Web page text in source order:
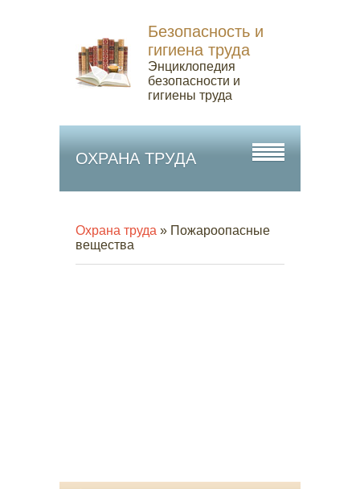
Безопасность и
гигиена труда
Энциклопедия
безопасности и
гигиены труда
ОХРАНА ТРУДА
Охрана труда » Пожароопасные
вещества